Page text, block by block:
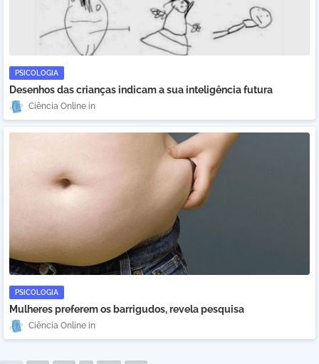
PSICOLOGIA
Desenhos das crianças indicam a sua inteligência futura
Ciência Online
PSICOLOGIA
Mulheres preferem os barrigudos, revela pesquisa
Ciência Online